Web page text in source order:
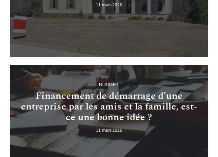
11 mars 2026
BUDGET
Financement de démarrage d’une
entreprise par les amis et la famille, est-
ce une bonne idée ?
11 mars 2026